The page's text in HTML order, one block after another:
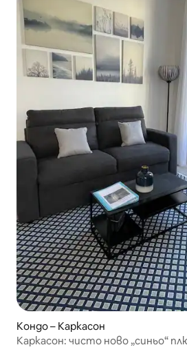
Кондо – Каркасон
Каркасон: чисто ново „синьо“